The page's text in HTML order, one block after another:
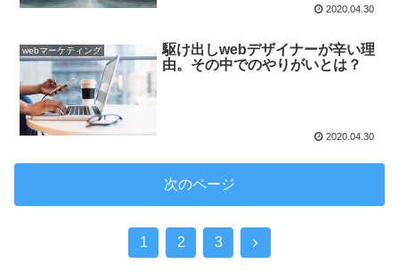
2020.04.30
webマーケティング
駆け出しwebデザイナーが辛い理
由。その中でのやりがいとは？
2020.04.30
次のページ
1 2 3